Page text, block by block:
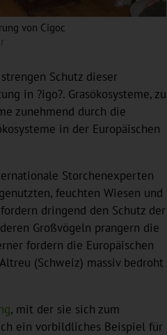
von Cigoc
Schutz dieser
in ?igo?. Grasökosysteme, zu
zunehmend durch die
in der Europäischen
Storchenexperten
feuchten Wiesen und
dringend den Schutz der
Großvögeln prangern die
fordern die Europäischen
(Schweiz) massiv bedroht
, mit der sie sich zum
ein vorbildliches Beispiel für